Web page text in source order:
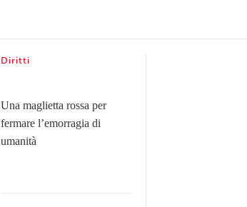
Diritti
Una maglietta rossa per
fermare l’emorragia di
umanità